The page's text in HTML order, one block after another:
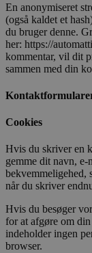
En anonymiseret
(også kaldet et
du bruger denne.
her: https://
kommentar, vil dit
sammen med din
Cookies
Hvis du skriver en
gemme dit navn, e-
bekvemmeligehed,
når du skriver
Hvis du besøger
for at afgøre om
indeholder ingen
browser.